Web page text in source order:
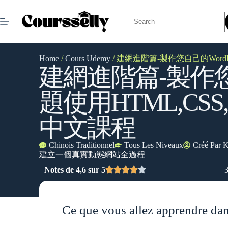
Home /Cours Udemy / 建網進階篇-製作您自己的
建網進階篇-製作
題使用
中文課程
Chinois Traditionnel Tous Les Niveaux Créé Par
建立一個真實動態網站全過程
Notes de 4,6 sur 5
Ce que vous allez apprendre